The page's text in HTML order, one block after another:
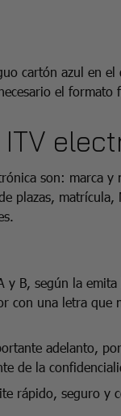
cartón azul en
el
son: marca
plazas,
B, según la
con una letra
adelanto,
de la
rápido, seguro y